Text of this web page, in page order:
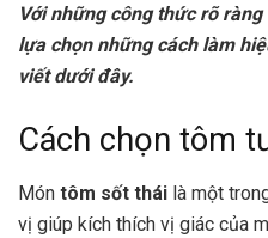
Với những công thức rõ
lựa chọn những cách làm
viết dưới đây.
Cách chọn tôm
Món tôm sốt thái là một
vị giúp kích thích vị giác của